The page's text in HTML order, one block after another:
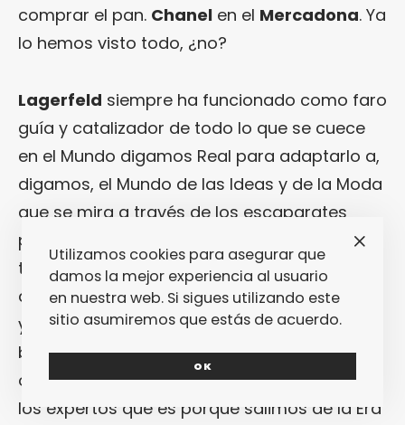
comprar el pan. Chanel en el Mercadona. Ya
lo hemos visto todo, ¿no?
Lagerfeld siempre ha funcionado como faro
guía y catalizador de todo lo que se cuece
en el Mundo digamos Real para adaptarlo a,
digamos, el Mundo de las Ideas y de la Moda
que se mira a través de los escaparates
pero no se toca. Entonces ¿a qué podía venir
tamaña tontería como es presentar ropa
que cuesta lo mismo que el alquiler de un
yate en un entorno tan lowbrow , de clase
baja y tan poco del estilo de la compradora
objetiva deChanelcomo un súper? Dicen
los expertos que es porque salimos de la Era
Utilizamos cookies para asegurar que
damos la mejor experiencia al usuario
en nuestra web. Si sigues utilizando este
sitio asumiremos que estás de acuerdo.
OK